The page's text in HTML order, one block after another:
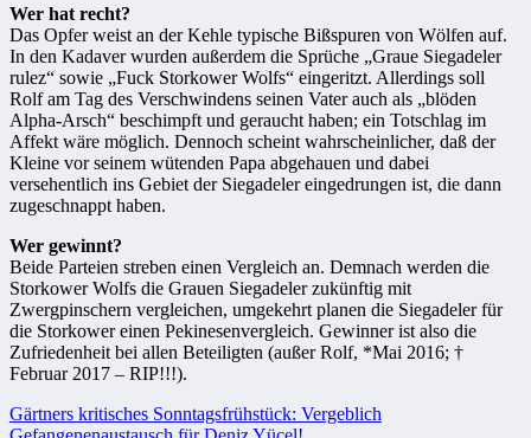
Wer hat recht?
Das Opfer weist an der Kehle typische Bißspuren von Wölfen auf.
In den Kadaver wurden außerdem die Sprüche „Graue Siegadeler
rulez“ sowie „Fuck Storkower Wolfs“ eingeritzt. Allerdings soll
Rolf am Tag des Verschwindens seinen Vater auch als „blöden
Alpha-Arsch“ beschimpft und geraucht haben; ein Totschlag im
Affekt wäre möglich. Dennoch scheint wahrscheinlicher, daß der
Kleine vor seinem wütenden Papa abgehauen und dabei
versehentlich ins Gebiet der Siegadeler eingedrungen ist, die dann
zugeschnappt haben.
Wer gewinnt?
Beide Parteien streben einen Vergleich an. Demnach werden die
Storkower Wolfs die Grauen Siegadeler zukünftig mit
Zwergpinschern vergleichen, umgekehrt planen die Siegadeler für
die Storkower einen Pekinesenvergleich. Gewinner ist also die
Zufriedenheit bei allen Beteiligten (außer Rolf, *Mai 2016; †
Februar 2017 – RIP!!!).
Beitragsnavigation
Gärtners kritisches Sonntagsfrühstück: Vergeblich